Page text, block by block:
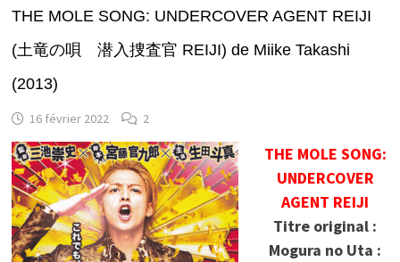
THE MOLE SONG: UNDERCOVER AGENT REIJI
(土竜の唄 潜入捜査官 REIJI) de Miike Takashi
(2013)
16 février 2022 2
THE MOLE SONG:
UNDERCOVER
AGENT REIJI
Titre original :
Mogura no Uta :